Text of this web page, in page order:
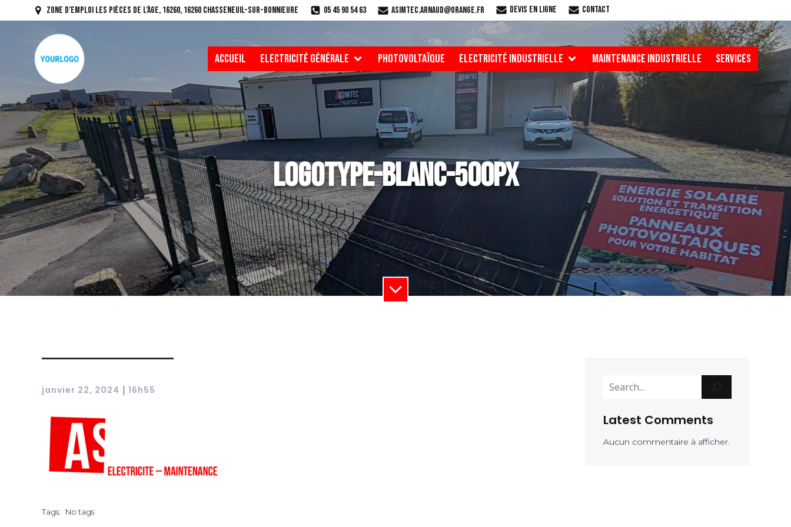
Zone d’Emploi Les Pièces de l’Àge, 16260, 16260 Chasseneuil-sur-Bonnieure 05 45 90 54 63 asimtec.arnaud@orange.fr Devis en ligne Contact
ACCUEIL ELECTRICITÉ GÉNÉRALE PHOTOVOLTAÏQUE ELECTRICITÉ INDUSTRIELLE MAINTENANCE INDUSTRIELLE SERVICES
logotype-blanc-500px
janvier 22, 2024 16h55
Tags: No tags
Latest Comments
Aucun commentaire à afficher.